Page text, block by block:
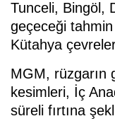
Tunceli, Bingöl,
geçeceği
Kütahya
MGM, rüzgarın
kesimleri, İç
süreli fırtına